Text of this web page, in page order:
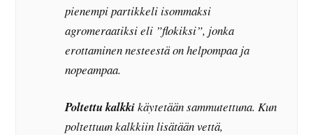
pienempi partikkeli isommaksi
agromeraatiksi eli ”flokiksi”, jonka
erottaminen nesteestä on helpompaa ja
nopeampaa.
Poltettu kalkkikäytetään sammutettuna. Kun
poltettuun kalkkiin lisätään vettä,